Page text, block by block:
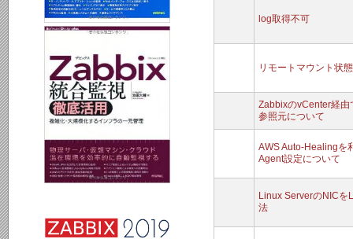
log取得不可
リモートマウント状
ZabbixのvCenter経由
参照元について
AWS Auto-Healingを
Agent設定について
Linux ServerのNICを
法